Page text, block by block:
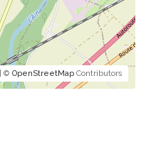
| © OpenStreetMap Contributors